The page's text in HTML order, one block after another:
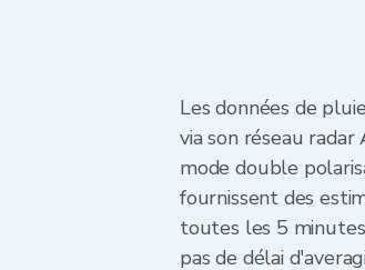
Les données de
via son réseau
mode double
fournissent des
toutes les 5
pas de délai